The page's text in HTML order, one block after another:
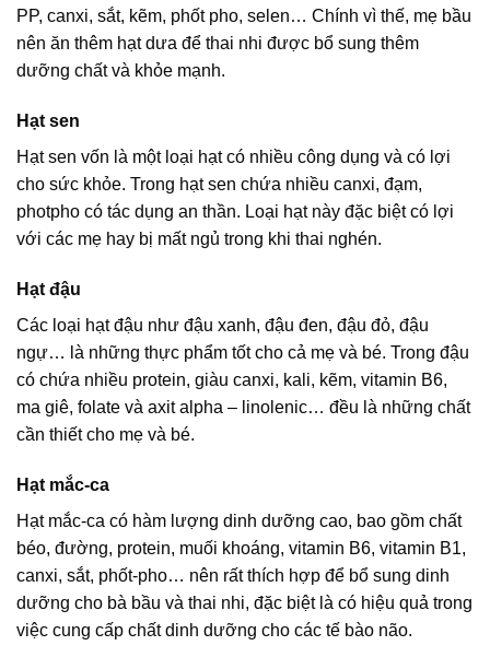
PP, canxi, sắt, kẽm, phốt pho, selen… Chính vì thế, mẹ bầu
nên ăn thêm hạt dưa để thai nhi được bổ sung thêm
dưỡng chất và khỏe mạnh.
Hạt sen
Hạt sen vốn là một loại hạt có nhiều công dụng và có lợi
cho sức khỏe. Trong hạt sen chứa nhiều canxi, đạm,
photpho có tác dụng an thần. Loại hạt này đặc biệt có lợi
với các mẹ hay bị mất ngủ trong khi thai nghén.
Hạt đậu
Các loại hạt đậu như đậu xanh, đậu đen, đậu đỏ, đậu
ngự… là những thực phẩm tốt cho cả mẹ và bé. Trong đậu
có chứa nhiều protein, giàu canxi, kali, kẽm, vitamin B6,
ma giê, folate và axit alpha – linolenic… đều là những chất
cần thiết cho mẹ và bé.
Hạt mắc-ca
Hạt mắc-ca có hàm lượng dinh dưỡng cao, bao gồm chất
béo, đường, protein, muối khoáng, vitamin B6, vitamin B1,
canxi, sắt, phốt-pho… nên rất thích hợp để bổ sung dinh
dưỡng cho bà bầu và thai nhi, đặc biệt là có hiệu quả trong
việc cung cấp chất dinh dưỡng cho các tế bào não.